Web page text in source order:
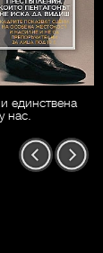
единствена
нас.